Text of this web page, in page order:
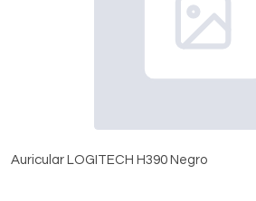
Auricular LOGITECH H390 Negro